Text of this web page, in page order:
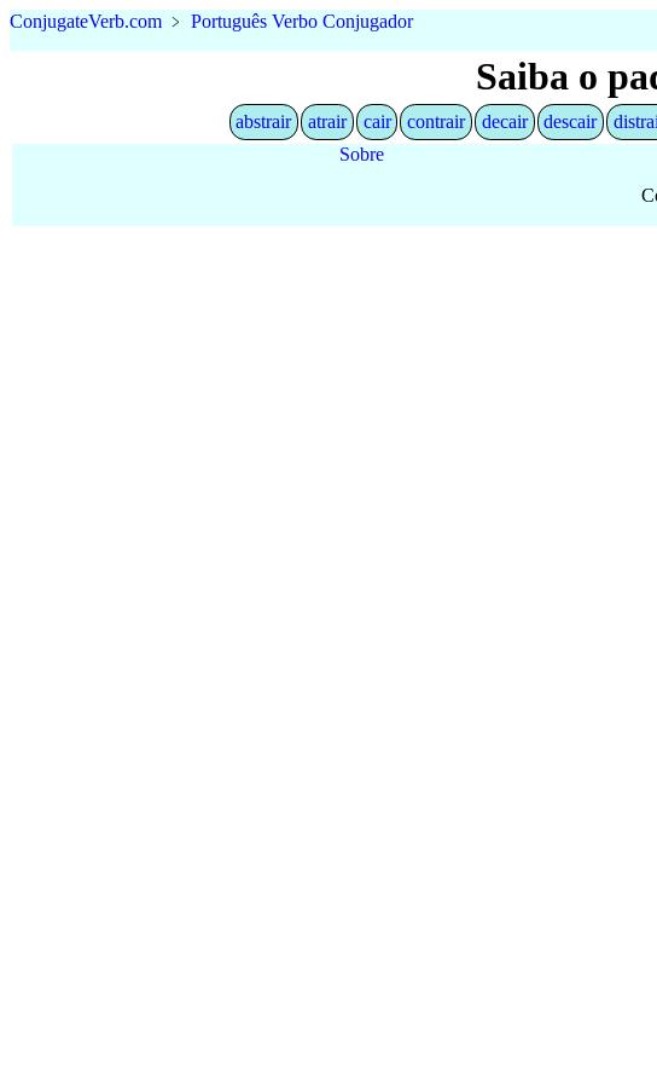
ConjugateVerb.com ﹥ Português Verbo Conjugador
Saiba o
abstrair atrair cair contrair decair descair
Sobre